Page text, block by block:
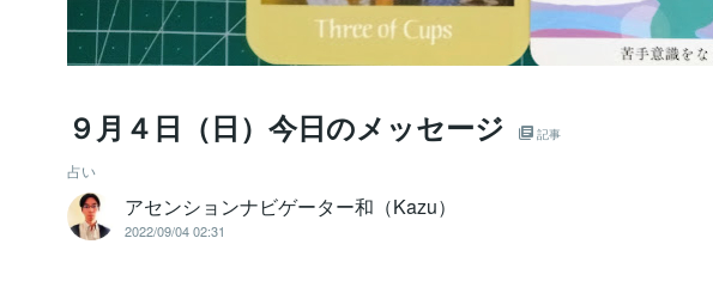
９月４日（日）今日のメッセージ 記事
占い
アセンションナビゲーター和（Kazu）
2022/09/04 02:31